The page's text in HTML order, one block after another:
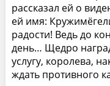
рассказал ей о
ей имя:
радости! Ведь до
день… Щедро
услугу, королева,
ждать противного